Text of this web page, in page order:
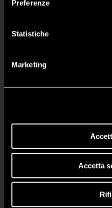
Preferenze
Statistiche
Marketing
Accetta
Prodotti
Laboratorio
Igiene e Manutenzione